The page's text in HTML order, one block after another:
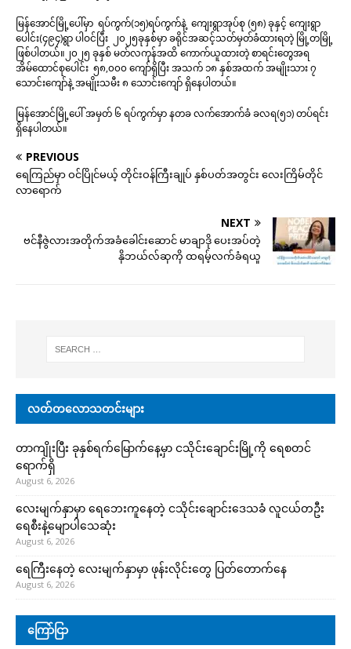
မြန်အောင်မြို့ပေါ်မှာ ရပ်ကွက်(၁၅)ရပ်ကွက်နဲ့ ကျေးရွာအုပ်စု (၅၈) ခုနှင့် ကျေးရွာ
ပေါင်း(၄၉၄)ရွာ ပါဝင်ပြီး ၂၀၂၅ခုနှစ်မှာ ခရိုင်အဆင့်သတ်မှတ်ခံထားရတဲ့ မြို့တမြို့
ဖြစ်ပါတယ်။၂၀၂၅ ခုနှစ် မတ်လကုန်အထိ ကောက်ယူထားတဲ့ စာရင်းတွေအရ
အိမ်ထောင်စုပေါင်း ၅၈,၀၀၀ ကျော်ရှိပြီး အသက် ၁၈ နှစ်အထက် အမျိုးသား ၇
သောင်းကျော်နဲ့ အမျိုးသမီး ၈ သောင်းကျော် ရှိနေပါတယ်။
မြန်အောင်မြို့ပေါ် အမှတ် ၆ ရပ်ကွက်မှာ နတခ လက်အောက်ခံ ခလရ(၅၁) တပ်ရင်း
ရှိနေပါတယ်။
PREVIOUS
ရေကြည်မှာ ဝင်ပြိုင်မယ့် တိုင်းဝန်ကြီးချုပ် နှစ်ပတ်အတွင်း လေးကြိမ်တိုင်
လာရောက်
NEXT
ဗင်နီဇွဲလားအတိုက်အခံခေါင်းဆောင် မာချာဒို ပေးအပ်တဲ့
နိုဘယ်လ်ဆုကို ထရမ့်လက်ခံရယူ
လတ်တလောသတင်းများ
တာကျိုးပြီး ခုနှစ်ရက်မြောက်နေ့မှာ ငသိုင်းချောင်းမြို့ကို ရေစတင်
ရောက်ရှိ
August 6, 2026
လေးမျက်နှာမှာ ရေဘေးကူနေတဲ့ ငသိုင်းချောင်းဒေသခံ လူငယ်တဦး
ရေစီးနဲ့မျောပါသေဆုံး
August 6, 2026
ရေကြီးနေတဲ့ လေးမျက်နှာမှာ ဖုန်းလိုင်းတွေ ပြတ်တောက်နေ
August 6, 2026
ကြော်ငြာ